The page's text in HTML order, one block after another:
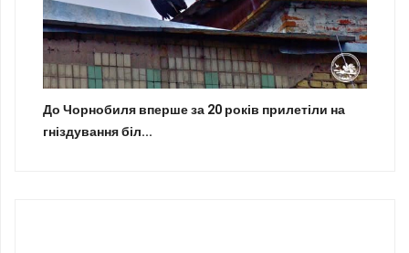
До Чорнобиля вперше за 20 років прилетіли на
гніздування біл...